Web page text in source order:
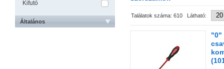
Találatok száma: 610 Látható:
"0"
Kifutó
Általános